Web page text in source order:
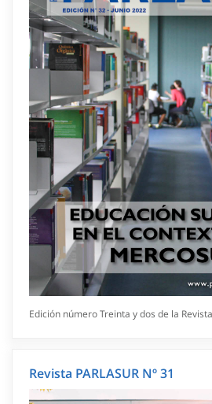
Edición número Treinta y dos de la Revista
Revista PARLASUR Nº 31